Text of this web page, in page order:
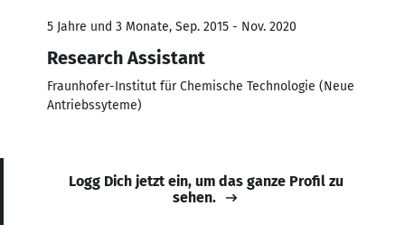
5 Jahre und 3 Monate, Sep. 2015 - Nov. 2020
Research Assistant
Fraunhofer-Institut für Chemische Technologie (Neue
Antriebssyteme)
Logg Dich jetzt ein, um das ganze Profil zu
sehen.